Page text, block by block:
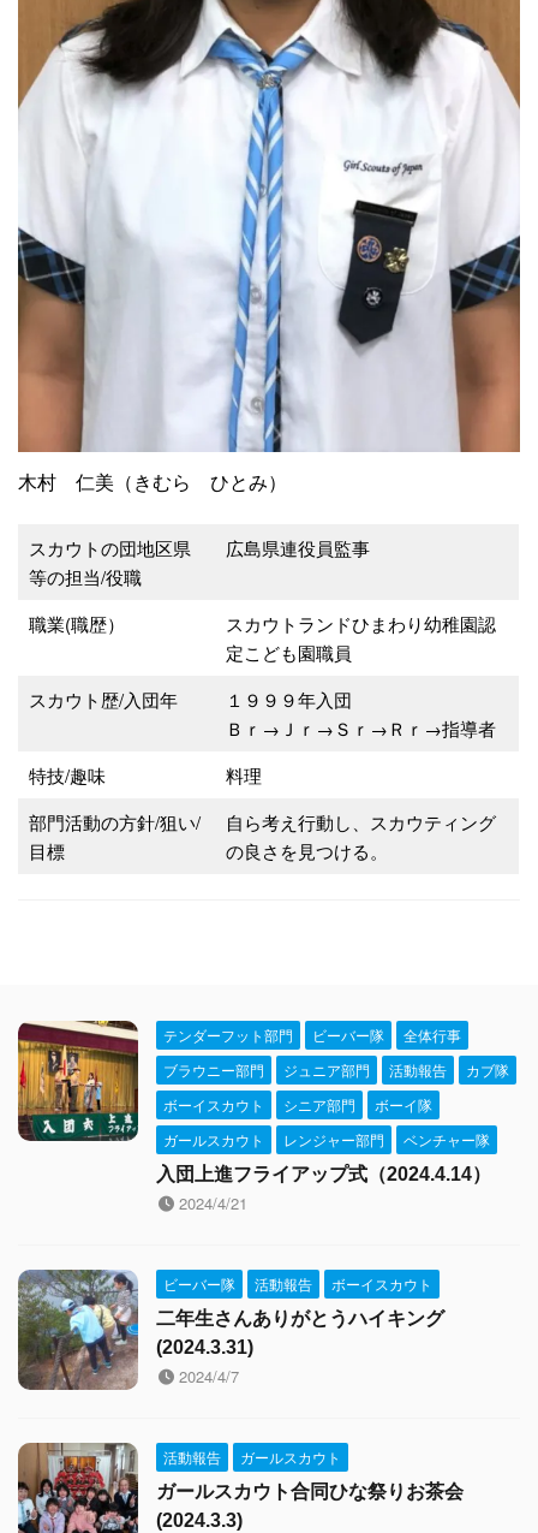
木村 仁美（きむら ひとみ）
スカウトの団地区県
等の担当/役職
広島県連役員監事
職業(職歴）
スカウトランドひまわり幼稚園認
定こども園職員
スカウト歴/入団年
１９９９年入団
Ｂｒ→Ｊｒ→Ｓｒ→Ｒｒ→指導者
特技/趣味
料理
部門活動の方針/狙い/
目標
自ら考え行動し、スカウティング
の良さを見つける。
テンダーフット部門 ビーバー隊
全体行事
ブラウニー部門
ジュニア部門 活動報告
カブ隊
ボーイスカウト
シニア部門
ボーイ隊
ガールスカウト
レンジャー部門
ベンチャー隊
入団上進フライアップ式（2024.4.14）
2024/4/21
ビーバー隊 活動報告
ボーイスカウト
二年生さんありがとうハイキング
(2024.3.31)
2024/4/7
活動報告
ガールスカウト
ガールスカウト合同ひな祭りお茶会
(2024.3.3)